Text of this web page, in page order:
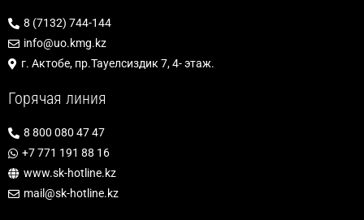
8 (7132) 744-144
info@uo.kmg.kz
г. Актобе, пр.Тауелсиздик 7, 4- этаж.
Горячая линия
8 800 080 47 47
+7 771 191 88 16
www.sk-hotline.kz
mail@sk-hotline.kz